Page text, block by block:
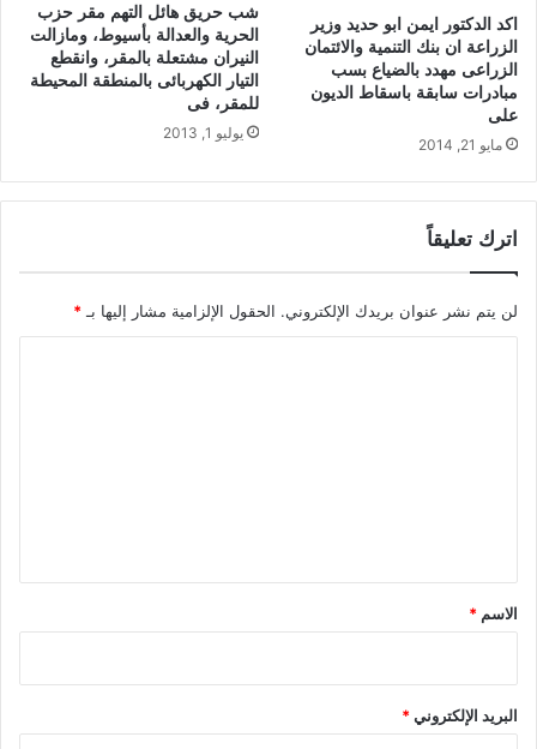
اكد الدكتور ايمن ابو حديد وزير
الزراعة ان بنك التنمية والائتمان
الزراعى مهدد بالضياع بسب
مبادرات سابقة باسقاط الديون
على
مايو 21, 2014
شب حريق هائل التهم مقر حزب
الحرية والعدالة بأسيوط، ومازالت
النيران مشتعلة بالمقر، وانقطع
التيار الكهربائى بالمنطقة المحيطة
للمقر، فى
يوليو 1, 2013
اترك تعليقاً
لن يتم نشر عنوان بريدك الإلكتروني. الحقول الإلزامية مشار إليها بـ*
*
الاسم *
البريد الإلكتروني*